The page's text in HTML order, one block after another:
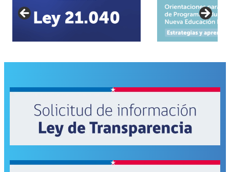
reunió
con
centros
alumnos
Huasco